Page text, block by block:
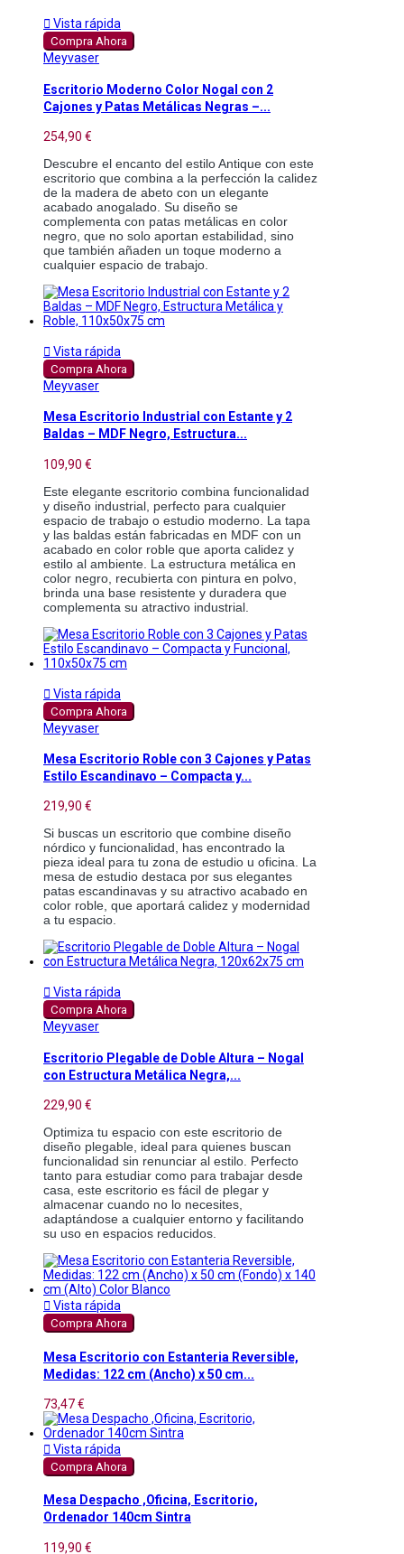
 Vista rápida
Compra Ahora
Meyvaser
Escritorio Moderno Color Nogal con 2
Cajones y Patas Metálicas Negras –...
254,90 €
Descubre el encanto del estilo Antique con este
escritorio que combina a la perfección la calidez
de la madera de abeto con un elegante
acabado anogalado. Su diseño se
complementa con patas metálicas en color
negro, que no solo aportan estabilidad, sino
que también añaden un toque moderno a
cualquier espacio de trabajo.
 Vista rápida
Compra Ahora
Meyvaser
Mesa Escritorio Industrial con Estante y 2
Baldas – MDF Negro, Estructura...
109,90 €
Este elegante escritorio combina funcionalidad
y diseño industrial, perfecto para cualquier
espacio de trabajo o estudio moderno. La tapa
y las baldas están fabricadas en MDF con un
acabado en color roble que aporta calidez y
estilo al ambiente. La estructura metálica en
color negro, recubierta con pintura en polvo,
brinda una base resistente y duradera que
complementa su atractivo industrial.
 Vista rápida
Compra Ahora
Meyvaser
Mesa Escritorio Roble con 3 Cajones y Patas
Estilo Escandinavo – Compacta y...
219,90 €
Si buscas un escritorio que combine diseño
nórdico y funcionalidad, has encontrado la
pieza ideal para tu zona de estudio u oficina. La
mesa de estudio destaca por sus elegantes
patas escandinavas y su atractivo acabado en
color roble, que aportará calidez y modernidad
a tu espacio.
 Vista rápida
Compra Ahora
Meyvaser
Escritorio Plegable de Doble Altura – Nogal
con Estructura Metálica Negra,...
229,90 €
Optimiza tu espacio con este escritorio de
diseño plegable, ideal para quienes buscan
funcionalidad sin renunciar al estilo. Perfecto
tanto para estudiar como para trabajar desde
casa, este escritorio es fácil de plegar y
almacenar cuando no lo necesites,
adaptándose a cualquier entorno y facilitando
su uso en espacios reducidos.
 Vista rápida
Compra Ahora
Mesa Escritorio con Estanteria Reversible,
Medidas: 122 cm (Ancho) x 50 cm...
73,47 €
 Vista rápida
Compra Ahora
Mesa Despacho ,Oficina, Escritorio,
Ordenador 140cm Sintra
119,90 €